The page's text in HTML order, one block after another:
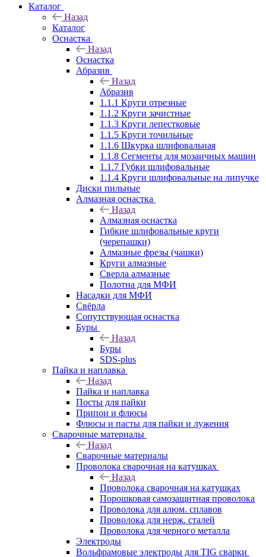
Каталог
Назад
Каталог
Оснастка
Назад
Оснастка
Абразив
Назад
Абразив
1.1.1 Круги отрезные
1.1.2 Круги зачистные
1.1.3 Круги лепестковые
1.1.5 Круги точильные
1.1.6 Шкурка шлифовальная
1.1.8 Сегменты для мозаичных машин
1.1.7 Губки шлифовальные
1.1.4 Круги шлифовальные на липучке
Диски пильные
Алмазная оснастка
Назад
Алмазная оснастка
Гибкие шлифовальные круги
(черепашки)
Алмазные фрезы (чашки)
Круги алмазные
Сверла алмазные
Полотна для МФИ
Насадки для МФИ
Свёрла
Сопутствующая оснастка
Буры
Назад
Буры
SDS-plus
Пайка и наплавка
Назад
Пайка и наплавка
Посты для пайки
Припои и флюсы
Флюсы и пасты для пайки и лужения
Сварочные материалы
Назад
Сварочные материалы
Проволока сварочная на катушках
Назад
Проволока сварочная на катушках
Порошковая самозащитная проволока
Проволока для алюм. сплавов
Проволока для нерж. сталей
Проволока для черного металла
Электроды
Вольфрамовые электроды для TIG сварки